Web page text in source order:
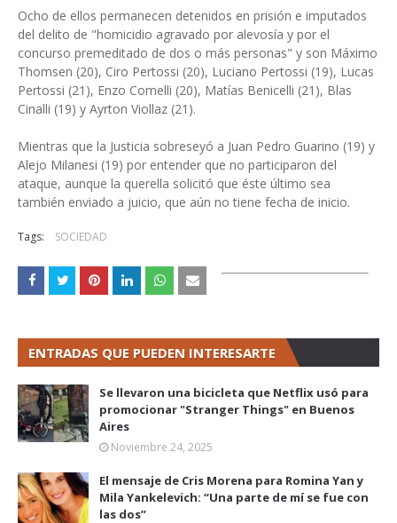
Ocho de ellos permanecen detenidos en prisión e imputados
del delito de "homicidio agravado por alevosía y por el
concurso premeditado de dos o más personas" y son Máximo
Thomsen (20), Ciro Pertossi (20), Luciano Pertossi (19), Lucas
Pertossi (21), Enzo Comelli (20), Matías Benicelli (21), Blas
Cinalli (19) y Ayrton Viollaz (21).
Mientras que la Justicia sobreseyó a Juan Pedro Guarino (19) y
Alejo Milanesi (19) por entender que no participaron del
ataque, aunque la querella solicitó que éste último sea
también enviado a juicio, que aún no tiene fecha de inicio.
Tags: SOCIEDAD
ENTRADAS QUE PUEDEN INTERESARTE
Se llevaron una bicicleta que Netflix usó para
promocionar "Stranger Things" en Buenos
Aires
Noviembre 24, 2025
El mensaje de Cris Morena para Romina Yan y
Mila Yankelevich: “Una parte de mí se fue con
las dos”